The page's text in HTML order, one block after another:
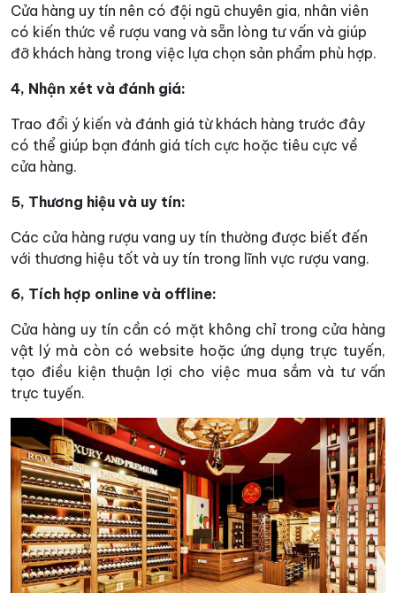
Cửa hàng uy tín nên có đội ngũ chuyên gia, nhân viên
có kiến thức về rượu vang và sẵn lòng tư vấn và giúp
đỡ khách hàng trong việc lựa chọn sản phẩm phù hợp.
4, Nhận xét và đánh giá:
Trao đổi ý kiến và đánh giá từ khách hàng trước đây
có thể giúp bạn đánh giá tích cực hoặc tiêu cực về
cửa hàng.
5, Thương hiệu và uy tín:
Các cửa hàng rượu vang uy tín thường được biết đến
với thương hiệu tốt và uy tín trong lĩnh vực rượu vang.
6, Tích hợp online và offline:
Cửa hàng uy tín cần có mặt không chỉ trong cửa hàng
vật lý mà còn có website hoặc ứng dụng trực tuyến,
tạo điều kiện thuận lợi cho việc mua sắm và tư vấn
trực tuyến.